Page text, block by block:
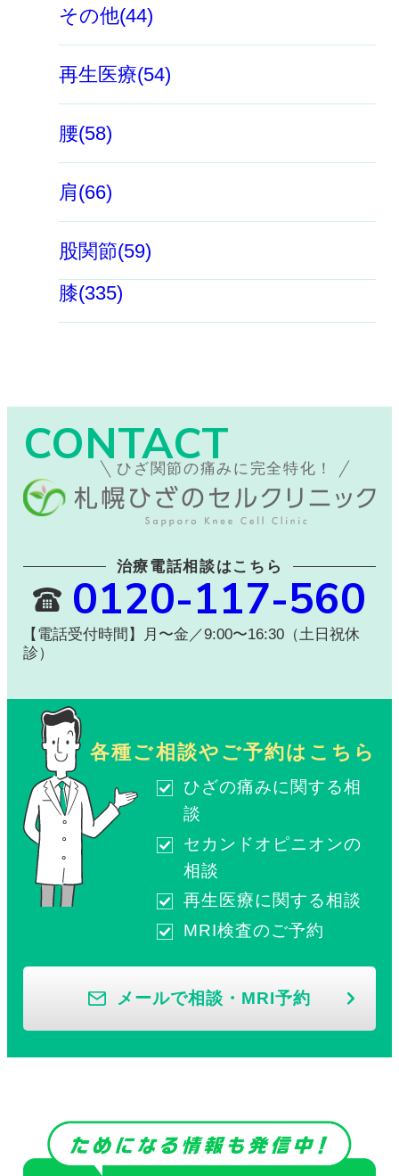
その他(44)
再生医療(54)
腰(58)
肩(66)
股関節(59)
膝(335)
CONTACT
ひざ関節の痛みに完全特化！
治療電話相談はこちら
0120-117-560
【電話受付時間】月〜金／9:00〜16:30（土日祝休
診）
各種ご相談やご予約はこちら
ひざの痛みに関する相
談
セカンドオピニオンの
相談
再生医療に関する相談
MRI検査のご予約
メールで相談・MRI予約